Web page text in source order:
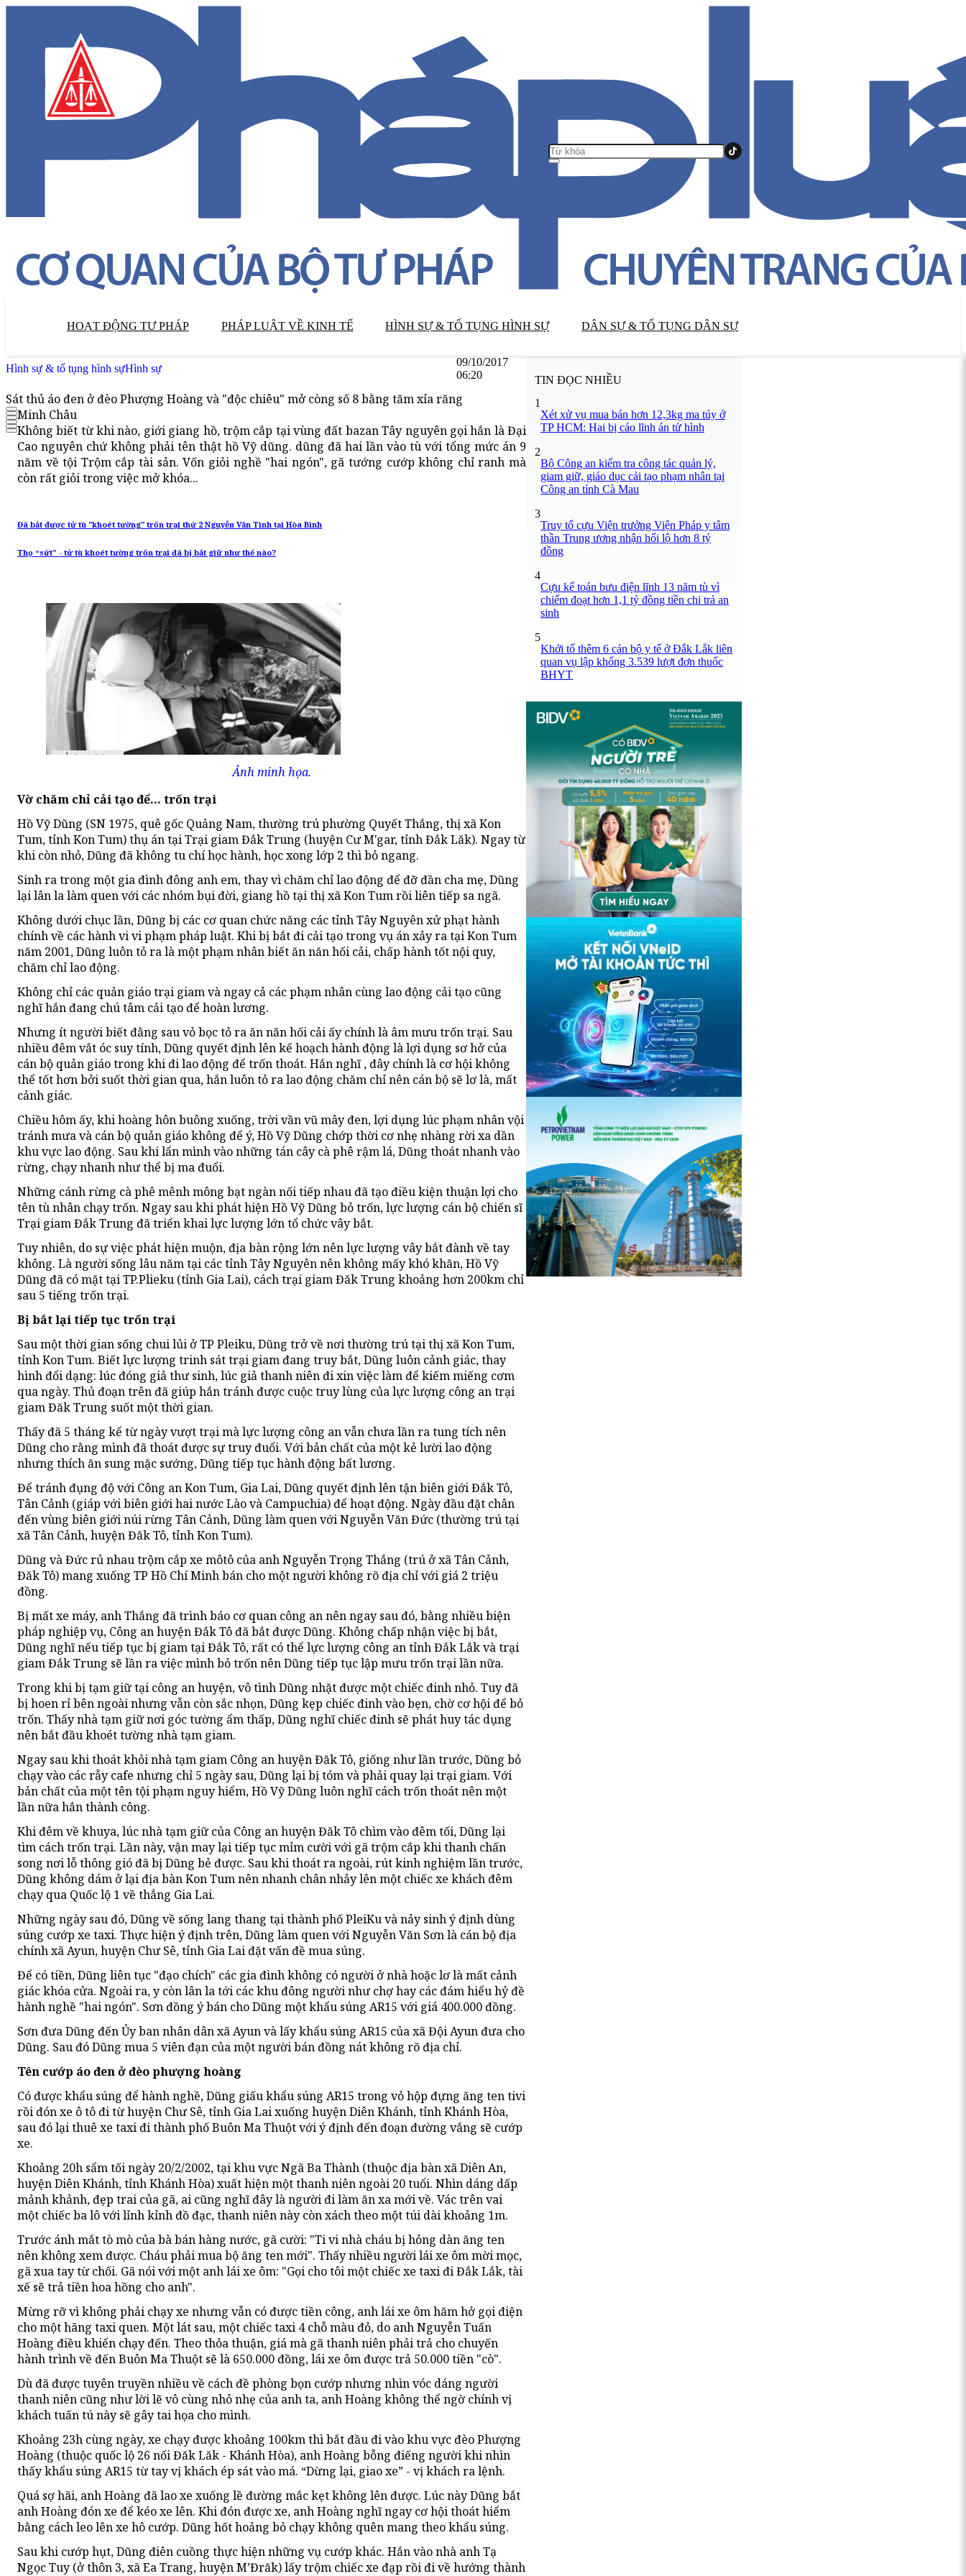
HOẠT ĐỘNG TƯ PHÁP PHÁP LUẬT VỀ KINH TẾ HÌNH SỰ & TỐ TỤNG HÌNH SỰ DÂN SỰ & TỐ TỤNG DÂN SỰ
Hình sự & tố tụng hình sựHình sự
09/10/2017
06:20
Sát thủ áo đen ở đèo Phượng Hoàng và "độc chiêu" mở còng số 8 bằng tăm xỉa răng
Minh Châu
Không biết từ khi nào, giới giang hồ, trộm cắp tại vùng đất bazan Tây nguyên gọi hắn là Đại
Cao nguyên chứ không phải tên thật hồ Vỹ dũng. dũng đã hai lần vào tù với tổng mức án 9
năm về tội Trộm cắp tài sản. Vốn giỏi nghề "hai ngón", gã tướng cướp không chỉ ranh mà
còn rất giỏi trong việc mở khóa...
Đã bắt được tử tù "khoét tường" trốn trại thứ 2 Nguyễn Văn Tình tại Hòa Bình
Thọ “sứt” - tử tù khoét tường trốn trại đã bị bắt giữ như thế nào?
Ảnh minh họa.
Vờ chăm chỉ cải tạo để... trốn trại
Hồ Vỹ Dũng (SN 1975, quê gốc Quảng Nam, thường trú phường Quyết Thắng, thị xã Kon
Tum, tỉnh Kon Tum) thụ án tại Trại giam Đắk Trung (huyện Cư M'gar, tỉnh Đắk Lăk). Ngay từ
khi còn nhỏ, Dũng đã không tu chí học hành, học xong lớp 2 thì bỏ ngang.
Sinh ra trong một gia đình đông anh em, thay vì chăm chỉ lao động để đỡ đần cha mẹ, Dũng
lại lân la làm quen với các nhóm bụi đời, giang hồ tại thị xã Kon Tum rồi liên tiếp sa ngã.
Không dưới chục lần, Dũng bị các cơ quan chức năng các tỉnh Tây Nguyên xử phạt hành
chính về các hành vi vi phạm pháp luật. Khi bị bắt đi cải tạo trong vụ án xảy ra tại Kon Tum
năm 2001, Dũng luôn tỏ ra là một phạm nhân biết ăn năn hối cải, chấp hành tốt nội quy,
chăm chỉ lao động.
Không chỉ các quản giáo trại giam và ngay cả các phạm nhân cùng lao động cải tạo cũng
nghĩ hắn đang chú tâm cải tạo để hoàn lương.
Nhưng ít người biết đằng sau vỏ bọc tỏ ra ăn năn hối cải ấy chính là âm mưu trốn trại. Sau
nhiều đêm vắt óc suy tính, Dũng quyết định lên kế hoạch hành động là lợi dụng sơ hở của
cán bộ quản giáo trong khi đi lao động để trốn thoát. Hắn nghĩ , đây chính là cơ hội không
thể tốt hơn bởi suốt thời gian qua, hắn luôn tỏ ra lao động chăm chỉ nên cán bộ sẽ lơ là, mất
cảnh giác.
Chiều hôm ấy, khi hoàng hôn buông xuống, trời vần vũ mây đen, lợi dụng lúc phạm nhân vội
tránh mưa và cán bộ quản giáo không để ý, Hồ Vỹ Dũng chớp thời cơ nhẹ nhàng rời xa dần
khu vực lao động. Sau khi lẩn mình vào những tán cây cà phê rậm lá, Dũng thoát nhanh vào
rừng, chạy nhanh như thể bị ma đuổi.
Những cánh rừng cà phê mênh mông bạt ngàn nối tiếp nhau đã tạo điều kiện thuận lợi cho
tên tù nhân chạy trốn. Ngay sau khi phát hiện Hồ Vỹ Dũng bỏ trốn, lực lượng cán bộ chiến sĩ
Trại giam Đắk Trung đã triển khai lực lượng lớn tổ chức vây bắt.
Tuy nhiên, do sự việc phát hiện muộn, địa bàn rộng lớn nên lực lượng vây bắt đành về tay
không. Là người sống lâu năm tại các tỉnh Tây Nguyên nên không mấy khó khăn, Hồ Vỹ
Dũng đã có mặt tại TP.Plieku (tỉnh Gia Lai), cách trại giam Đăk Trung khoảng hơn 200km chỉ
sau 5 tiếng trốn trại.
Bị bắt lại tiếp tục trốn trại
Sau một thời gian sống chui lủi ở TP Pleiku, Dũng trở về nơi thường trú tại thị xã Kon Tum,
tỉnh Kon Tum. Biết lực lượng trinh sát trại giam đang truy bắt, Dũng luôn cảnh giác, thay
hình đổi dạng: lúc đóng giả thư sinh, lúc giả thanh niên đi xin việc làm để kiếm miếng cơm
qua ngày. Thủ đoạn trên đã giúp hắn tránh được cuộc truy lùng của lực lượng công an trại
giam Đăk Trung suốt một thời gian.
Thấy đã 5 tháng kể từ ngày vượt trại mà lực lượng công an vẫn chưa lần ra tung tích nên
Dũng cho rằng mình đã thoát được sự truy đuổi. Với bản chất của một kẻ lười lao động
nhưng thích ăn sung mặc sướng, Dũng tiếp tục hành động bất lương.
Để tránh đụng độ với Công an Kon Tum, Gia Lai, Dũng quyết định lên tận biên giới Đắk Tô,
Tân Cảnh (giáp với biên giới hai nước Lào và Campuchia) để hoạt động. Ngày đầu đặt chân
đến vùng biên giới núi rừng Tân Cảnh, Dũng làm quen với Nguyễn Văn Đức (thường trú tại
xã Tân Cảnh, huyện Đăk Tô, tỉnh Kon Tum).
Dũng và Đức rủ nhau trộm cắp xe môtô của anh Nguyễn Trọng Thắng (trú ở xã Tân Cảnh,
Đăk Tô) mang xuống TP Hồ Chí Minh bán cho một người không rõ địa chỉ với giá 2 triệu
đồng.
Bị mất xe máy, anh Thắng đã trình báo cơ quan công an nên ngay sau đó, bằng nhiều biện
pháp nghiệp vụ, Công an huyện Đắk Tô đã bắt được Dũng. Không chấp nhận việc bị bắt,
Dũng nghĩ nếu tiếp tục bị giam tại Đắk Tô, rất có thể lực lượng công an tỉnh Đắk Lắk và trại
giam Đắk Trung sẽ lần ra việc mình bỏ trốn nên Dũng tiếp tục lập mưu trốn trại lần nữa.
Trong khi bị tạm giữ tại công an huyện, vô tình Dũng nhặt được một chiếc đinh nhỏ. Tuy đã
bị hoen rỉ bên ngoài nhưng vẫn còn sắc nhọn, Dũng kẹp chiếc đinh vào bẹn, chờ cơ hội để bỏ
trốn. Thấy nhà tạm giữ nơi góc tường ẩm thấp, Dũng nghĩ chiếc đinh sẽ phát huy tác dụng
nên bắt đầu khoét tường nhà tạm giam.
Ngay sau khi thoát khỏi nhà tạm giam Công an huyện Đăk Tô, giống như lần trước, Dũng bỏ
chạy vào các rẫy cafe nhưng chỉ 5 ngày sau, Dũng lại bị tóm và phải quay lại trại giam. Với
bản chất của một tên tội phạm nguy hiểm, Hồ Vỹ Dũng luôn nghĩ cách trốn thoát nên một
lần nữa hắn thành công.
Khi đêm về khuya, lúc nhà tạm giữ của Công an huyện Đăk Tô chìm vào đêm tối, Dũng lại
tìm cách trốn trại. Lần này, vận may lại tiếp tục mỉm cười với gã trộm cắp khi thanh chấn
song nơi lỗ thông gió đã bị Dũng bẻ được. Sau khi thoát ra ngoài, rút kinh nghiệm lần trước,
Dũng không dám ở lại địa bàn Kon Tum nên nhanh chân nhảy lên một chiếc xe khách đêm
chạy qua Quốc lộ 1 về thẳng Gia Lai.
Những ngày sau đó, Dũng về sống lang thang tại thành phố PleiKu và nảy sinh ý định dùng
súng cướp xe taxi. Thực hiện ý định trên, Dũng làm quen với Nguyễn Văn Sơn là cán bộ địa
chính xã Ayun, huyện Chư Sê, tỉnh Gia Lai đặt vấn đề mua súng.
Để có tiền, Dũng liên tục "đạo chích" các gia đình không có người ở nhà hoặc lơ là mất cảnh
giác khóa cửa. Ngoài ra, y còn lân la tới các khu đông người như chợ hay các đám hiểu hỷ đề
hành nghề "hai ngón". Sơn đồng ý bán cho Dũng một khẩu súng AR15 với giá 400.000 đồng.
Sơn đưa Dũng đến Ủy ban nhân dân xã Ayun và lấy khẩu súng AR15 của xã Đội Ayun đưa cho
Dũng. Sau đó Dũng mua 5 viên đạn của một người bán đồng nát không rõ địa chỉ.
Tên cướp áo đen ở đèo phượng hoàng
Có được khẩu súng để hành nghề, Dũng giấu khẩu súng AR15 trong vỏ hộp đựng ăng ten tivi
rồi đón xe ô tô đi từ huyện Chư Sê, tỉnh Gia Lai xuống huyện Diên Khánh, tỉnh Khánh Hòa,
sau đó lại thuê xe taxi đi thành phố Buôn Ma Thuột với ý định đến đoạn đường vắng sẽ cướp
xe.
Khoảng 20h sẩm tối ngày 20/2/2002, tại khu vực Ngã Ba Thành (thuộc địa bàn xã Diên An,
huyện Diên Khánh, tỉnh Khánh Hòa) xuất hiện một thanh niên ngoài 20 tuổi. Nhìn dáng dấp
mảnh khảnh, đẹp trai của gã, ai cũng nghĩ đây là người đi làm ăn xa mới về. Vác trên vai
một chiếc ba lô với lỉnh kỉnh đồ đạc, thanh niên này còn xách theo một túi dài khoảng 1m.
Trước ánh mắt tò mò của bà bán hàng nước, gã cười: "Ti vi nhà cháu bị hỏng dàn ăng ten
nên không xem được. Cháu phải mua bộ ăng ten mới". Thấy nhiều người lái xe ôm mời mọc,
gã xua tay từ chối. Gã nói với một anh lái xe ôm: "Gọi cho tôi một chiếc xe taxi đi Đắk Lắk, tài
xế sẽ trả tiền hoa hồng cho anh".
Mừng rỡ vì không phải chạy xe nhưng vẫn có được tiền công, anh lái xe ôm hăm hở gọi điện
cho một hãng taxi quen. Một lát sau, một chiếc taxi 4 chỗ màu đỏ, do anh Nguyễn Tuấn
Hoàng điều khiển chạy đến. Theo thỏa thuận, giá mà gã thanh niên phải trả cho chuyến
hành trình về đến Buôn Ma Thuột sẽ là 650.000 đồng, lái xe ôm được trả 50.000 tiền "cò".
Dù đã được tuyên truyền nhiều về cách đề phòng bọn cướp nhưng nhìn vóc dáng người
thanh niên cũng như lời lẽ vô cùng nhỏ nhẹ của anh ta, anh Hoàng không thể ngờ chính vị
khách tuấn tú này sẽ gây tai họa cho mình.
Khoảng 23h cùng ngày, xe chạy được khoảng 100km thì bắt đầu đi vào khu vực đèo Phượng
Hoàng (thuộc quốc lộ 26 nối Đăk Lăk - Khánh Hòa), anh Hoàng bỗng điếng người khi nhìn
thấy khẩu súng AR15 từ tay vị khách ép sát vào má. “Dừng lại, giao xe” - vị khách ra lệnh.
Quá sợ hãi, anh Hoàng đã lao xe xuống lề đường mắc kẹt không lên được. Lúc này Dũng bắt
anh Hoàng đón xe để kéo xe lên. Khi đón được xe, anh Hoàng nghĩ ngay cơ hội thoát hiểm
bằng cách leo lên xe hô cướp. Dũng hốt hoảng bỏ chạy không quên mang theo khẩu súng.
Sau khi cướp hụt, Dũng điên cuồng thực hiện những vụ cướp khác. Hắn vào nhà anh Tạ
Ngọc Tuy (ở thôn 3, xã Ea Trang, huyện M’Đrăk) lấy trộm chiếc xe đạp rồi đi về hướng thành
TIN ĐỌC NHIỀU
1
Xét xử vụ mua bán hơn 12,3kg ma túy ở
TP HCM: Hai bị cáo lĩnh án tử hình
2
Bộ Công an kiểm tra công tác quản lý,
giam giữ, giáo dục cải tạo phạm nhân tại
Công an tỉnh Cà Mau
3
Truy tố cựu Viện trưởng Viện Pháp y tâm
thần Trung ương nhận hối lộ hơn 8 tỷ
đồng
4
Cựu kế toán bưu điện lĩnh 13 năm tù vì
chiếm đoạt hơn 1,1 tỷ đồng tiền chi trả an
sinh
5
Khởi tố thêm 6 cán bộ y tế ở Đắk Lắk liên
quan vụ lập khống 3.539 lượt đơn thuốc
BHYT